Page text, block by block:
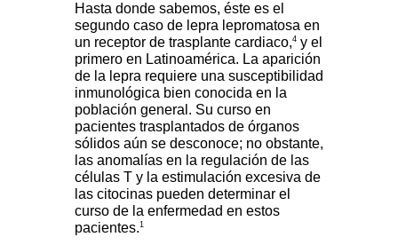
Hasta donde sabemos, éste es el
segundo caso de lepra lepromatosa en
un receptor de trasplante cardiaco,4 y el
primero en Latinoamérica. La aparición
de la lepra requiere una susceptibilidad
inmunológica bien conocida en la
población general. Su curso en
pacientes trasplantados de órganos
sólidos aún se desconoce; no obstante,
las anomalías en la regulación de las
células T y la estimulación excesiva de
las citocinas pueden determinar el
curso de la enfermedad en estos
pacientes.1